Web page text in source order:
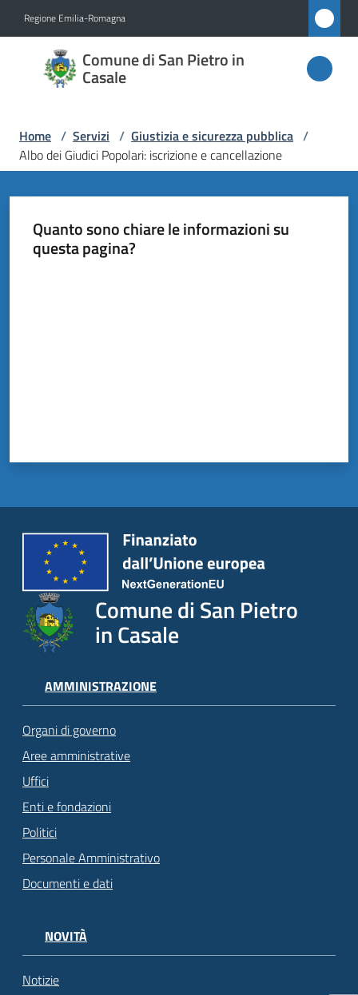
Regione Emilia-Romagna
Comune di San Pietro in
Casale
Comune
di San
in
Casale
Amministrazione
Trasparente
argomenti...
Home / Servizi / Giustizia e sicurezza pubblica /
Albo dei Giudici Popolari: iscrizione e cancellazione
Quanto sono chiare le informazioni su
questa pagina?
Comune di San Pietro
in Casale
AMMINISTRAZIONE
Organi di governo
Aree amministrative
Uffici
Enti e fondazioni
Politici
Personale Amministrativo
Documenti e dati
NOVITÀ
Notizie